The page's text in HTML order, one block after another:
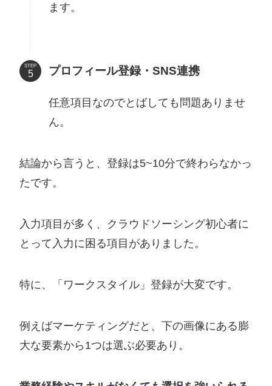
ます。
STEP プロフィール登録・SNS連携
任意項目なのでとばしても問題ありませ
ん。
結論から言うと、登録は5~10分で終わらなかっ
たです。
入力項目が多く、クラウドソーシング初心者に
とって入力に困る項目がありました。
特に、「ワークスタイル」登録が大変です。
例えばマーケティングだと、下の画像にある膨
大な要素から1つは選ぶ必要あり。